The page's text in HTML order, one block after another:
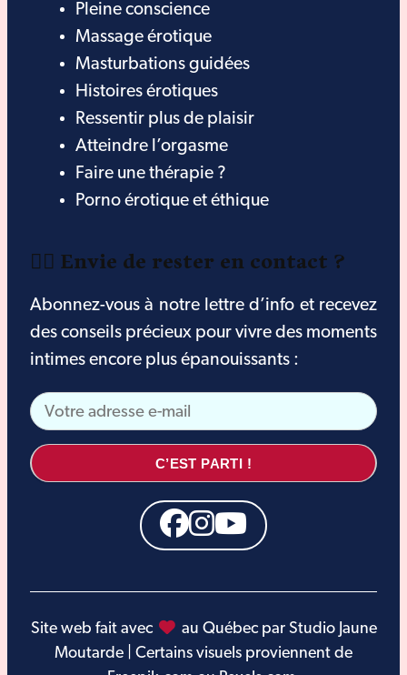
Pleine conscience
Massage érotique
Masturbations guidées
Histoires érotiques
Ressentir plus de plaisir
Atteindre l’orgasme
Faire une thérapie ?
Porno érotique et éthique
❤️‍🔥 Envie de rester en contact ?
Abonnez-vous à notre lettre d’info et recevez
des conseils précieux pour vivre des moments
intimes encore plus épanouissants :
C’EST PARTI !
Site web fait avec
au Québec par Studio Jaune
Moutarde | Certains visuels proviennent de